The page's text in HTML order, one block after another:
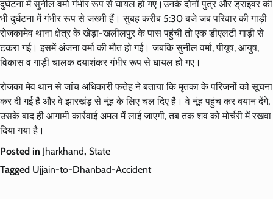
दुर्घटना में सुनील वर्मा गंभीर रूप से घायल हो गए।उनके दोनों पुत्र और ड्राइवर की
भी दुर्घटना में गंभीर रूप से जख्मी हैं। सुबह करीब 5:30 बजे जब परिवार की गाड़ी
रोजकामेव थाना क्षेत्र के खेड़ा-खलीलपुर के पास पहुंची तो एक डीएलटी गाड़ी से
टकरा गई। इसमें अंजना वर्मा की मौत हो गई। जबकि सुनील वर्मा, पीयूष, आयुष,
विकास व गाड़ी चालक दयाशंकर गंभीर रूप से घायल हो गए।
रोजका मेव थान से जांच अधिकारी फतेह ने बताया कि मृतका के परिजनों को सूचना
कर दी गई है और वे झारखंड़ से नूंह के लिए चल दिए है। वे नूंह पहुंच कर बयान देंगे,
उसके बाद ही आगामी कार्रवाई अमल में लाई जाएगी, तब तक शव को मोर्चरी में रखवा
दिया गया है।
Posted in Jharkhand, State
Tagged Ujjain-to-Dhanbad-Accident